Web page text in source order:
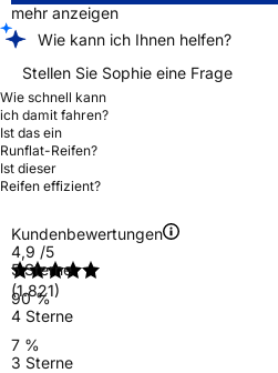
mehr anzeigen
Wie kann ich Ihnen helfen?
Stellen Sie Sophie eine Frage
Wie schnell kann
ich damit fahren?
Ist das ein
Runflat-Reifen?
Ist dieser
Reifen effizient?
Kundenbewertungen
4,9 /5
(1.821)
5 Sterne
90 %
4 Sterne
7 %
3 Sterne